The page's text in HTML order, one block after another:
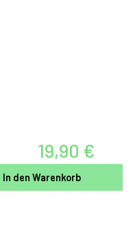
19,90 €
In den Warenkorb